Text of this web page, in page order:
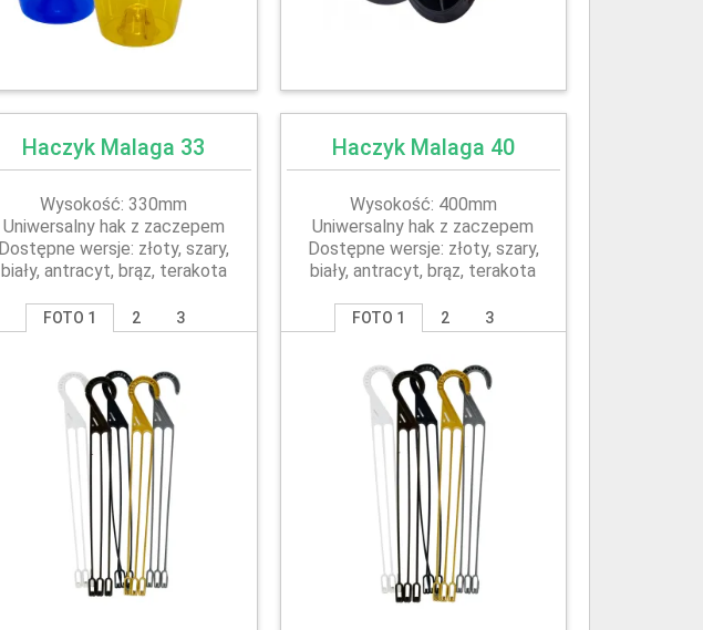
Haczyk Malaga 33
Wysokość: 330mm
Uniwersalny hak z zaczepem
Dostępne wersje: złoty, szary,
biały, antracyt, brąz, terakota
FOTO 1 2 3
Haczyk Malaga 40
Wysokość: 400mm
Uniwersalny hak z zaczepem
Dostępne wersje: złoty, szary,
biały, antracyt, brąz, terakota
FOTO 1 2 3